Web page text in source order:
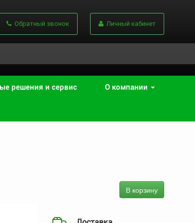
Обратный звонок Личный кабинет
решения и сервис О компании
В корзину